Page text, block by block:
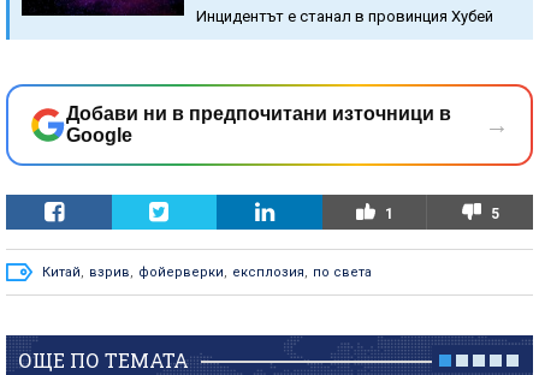
Инцидентът е станал в провинция Хубей
Добави ни в предпочитани източници в
Google
→
1 5
Китай, взрив, фойерверки, експлозия, по света
ОЩЕ ПО ТЕМАТА